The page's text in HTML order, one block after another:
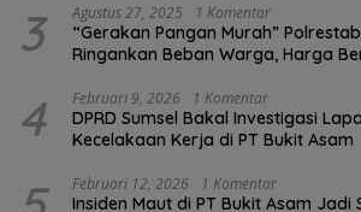
3 Agustus 27, 2025 1 Komentar
“Gerakan Pangan Murah”
Ringankan Beban Warga, Harga
4 Februari 9, 2026 1 Komentar
DPRD Sumsel Bakal Investigasi
Kecelakaan Kerja di PT Bukit Asam
Februari 12, 2026 1 Komentar
Insiden Maut di PT Bukit Asam Jadi